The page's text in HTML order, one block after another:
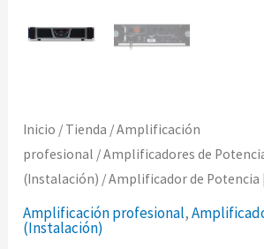
Inicio / Tienda /Amplificación
profesional /Amplificadores de
(Instalación) / Amplificador de Potencia
Amplificación profesional,
(Instalación)